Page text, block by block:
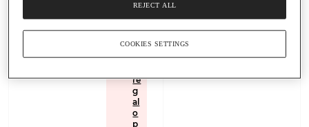
%
d
re
g
al
o
p
REJECT ALL
COOKIES SETTINGS